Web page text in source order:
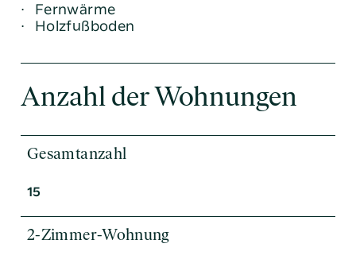
Fernwärme
Holzfußboden
Anzahl der Wohnungen
Gesamtanzahl
15
2-Zimmer-Wohnung